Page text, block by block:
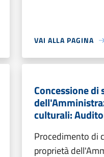
VAI ALLA PAGINA
Concessione
culturali:
Procedimento di
proprietà